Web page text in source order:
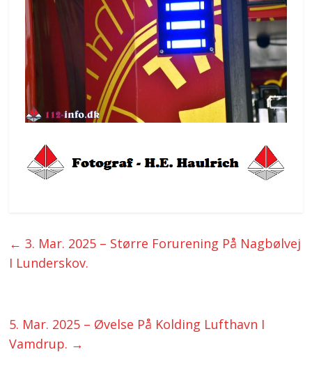
← 3. Mar. 2025 – Større Forurening På Nagbølvej
I Lunderskov.
5. Mar. 2025 – Øvelse På Kolding Lufthavn I
Vamdrup. →